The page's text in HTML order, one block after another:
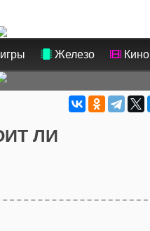
Железо Кино
ЛИ